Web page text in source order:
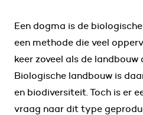
Een dogma is de
een methode die veel
keer zoveel als de landbouw
Biologische landbouw is
en biodiversiteit. Toch is er
vraag naar dit type